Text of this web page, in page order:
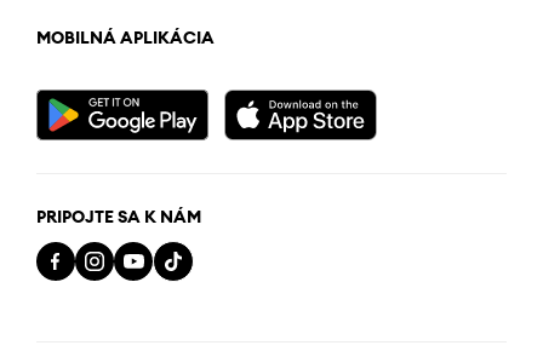
MOBILNÁ APLIKÁCIA
PRIPOJTE SA K NÁM